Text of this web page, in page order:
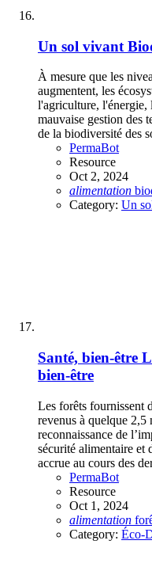
Un sol vivant
À mesure que les
augmentent, les
l'agriculture, l'énergie,
mauvaise gestion des
de la biodiversité des
PermaBot
Resource
Oct 2, 2024
alimentation
Category: Un
Santé, bien-être
bien-être
Les forêts fournissent
revenus à quelque
reconnaissance de
sécurité alimentaire et
accrue au cours des
PermaBot
Resource
Oct 1, 2024
alimentation
Category: Éco-